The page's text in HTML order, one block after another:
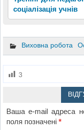
соціалізація учнів
Виховна робота
3
Ваша e-mail адреса
поля позначені*